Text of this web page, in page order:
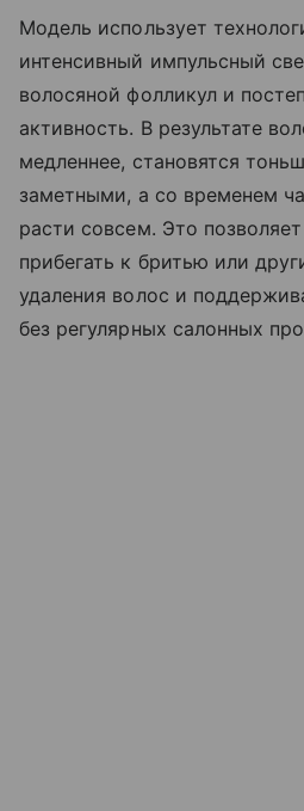
Модель использует
интенсивный импульсный
волосяной фолликул и
активность. В результате
медленнее, становятся
заметными, а со временем
расти совсем. Это
прибегать к бритью или
удаления волос и
без регулярных салонных